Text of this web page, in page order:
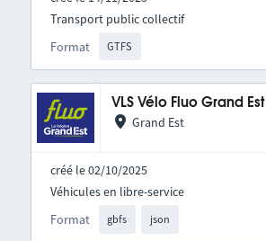
Format GTFS
Transport public collectif
VLS Vélo Fluo Grand Est
Grand Est
créé le 02/10/2025
Format gbfs json
Véhicules en libre-service